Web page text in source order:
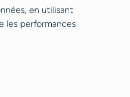
en utilisant
les performances